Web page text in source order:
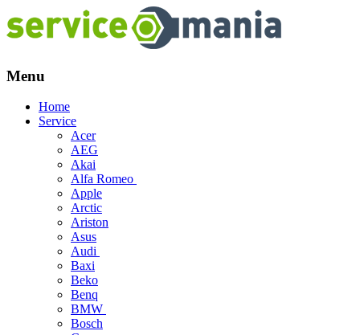
Menu
Skip
Home
Service
Acer
AEG
Akai
Alfa Romeo
Apple
Arctic
Ariston
Asus
Audi
Baxi
Beko
Benq
BMW
Bosch